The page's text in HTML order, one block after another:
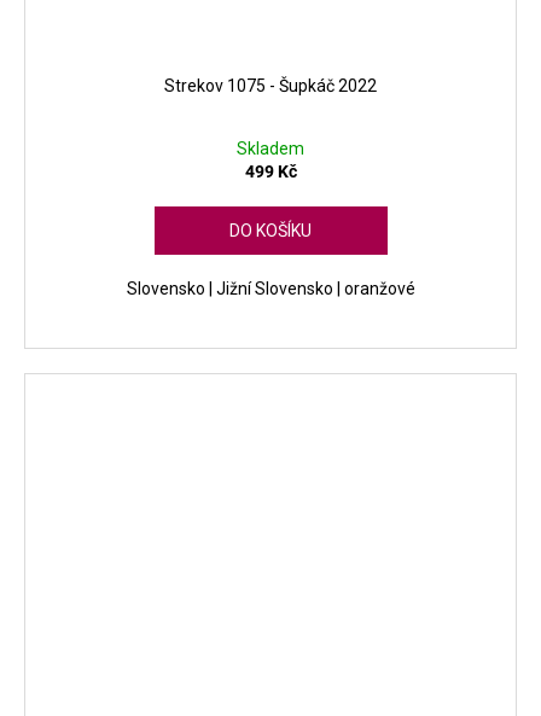
Strekov 1075 - Šupkáč 2022
Skladem
499 Kč
DO KOŠÍKU
Slovensko | Jižní Slovensko | oranžové